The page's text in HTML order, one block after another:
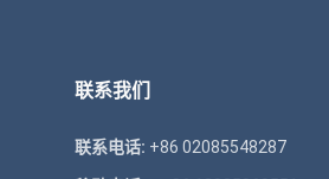
联系我们
联系电话: +86 02085548287